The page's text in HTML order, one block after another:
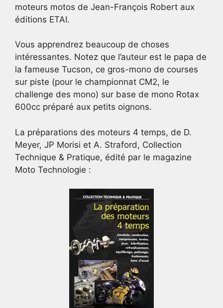
moteurs motos de Jean-François Robert aux
éditions ETAI.
Vous apprendrez beaucoup de choses
intéressantes. Notez que l’auteur est le papa de
la fameuse Tucson, ce gros-mono de courses
sur piste (pour le championnat CM2, le
challenge des mono) sur base de mono Rotax
600cc préparé aux petits oignons.
La préparations des moteurs 4 temps, de D.
Meyer, JP Morisi et A. Straford, Collection
Technique & Pratique, édité par le magazine
Moto Technologie :